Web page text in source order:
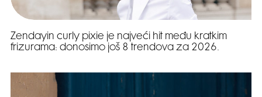
Zendayin curly pixie je najveći hit među kratkim
frizurama: donosimo još 8 trendova za 2026.